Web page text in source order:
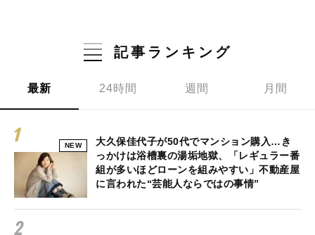
記事ランキング
最新 24時間 週間 月間
NEW
大久保佳代子が50代でマンション購入…き
っかけは浴槽裏の湯垢地獄、「レギュラー番
組が多いほどローンを組みやすい」不動産屋
に言われた“芸能人ならではの事情”